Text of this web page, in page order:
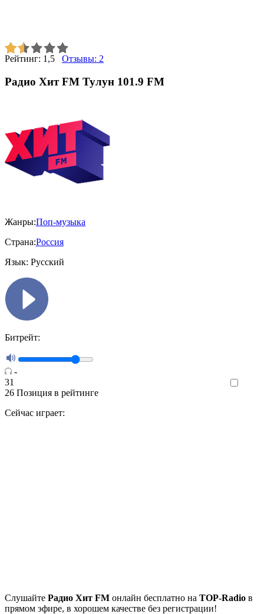
Рейтинг: 1,5 Отзывы: 2
Радио Хит FM Тулун 101.9 FM
Жанры:Поп-музыка
Страна:Россия
Язык: Русский
Битрейт:
-
31
26 Позиция в рейтинге
Сейчас играет:
Cлушайте Радио Хит FM онлайн бесплатно на TOP-Radio в
прямом эфире, в хорошем качестве без регистрации!